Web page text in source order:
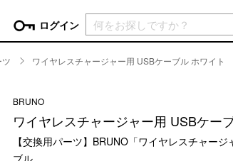
ログイン
イン
現在カートには商
インテリア
ワイヤレスチャージャー用 USBケーブル ホワイト
BRUNO
ワイヤレスチャージャー用 USBケー
【交換用パーツ】BRUNO「ワイヤレスチャー
ブル